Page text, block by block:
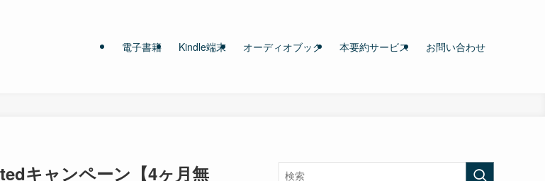
電子書籍 Kindle端末 オーディオブック 本要約サービス お問い合わせ
キャンペーン【4ヶ月無